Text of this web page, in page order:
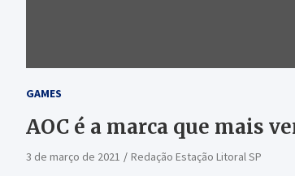
GAMES
AOC é a marca que mais
3 de março de 2021 Redação Estação Litoral SP